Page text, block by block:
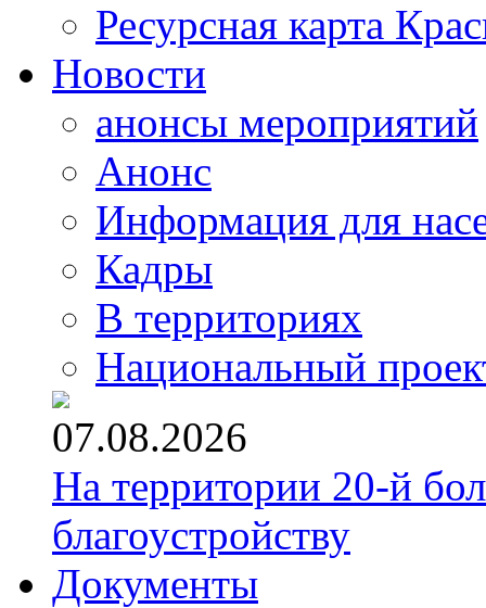
Ресурсная карта
Новости
анонсы мероприятий
Анонс
Информация для
Кадры
В территориях
Национальный
07.08.2026
На территории 20-й
благоустройству
Документы